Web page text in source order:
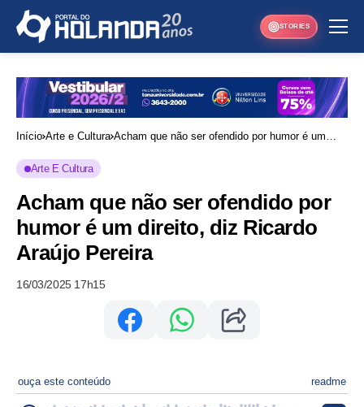
STORIES
Início Arte e Cultura Acham que não ser ofendido por humor é um
Arte E Cultura
Acham que não ser ofendido por
humor é um direito, diz Ricardo
Araújo Pereira
16/03/2025 17h15
ouça este conteúdo readme